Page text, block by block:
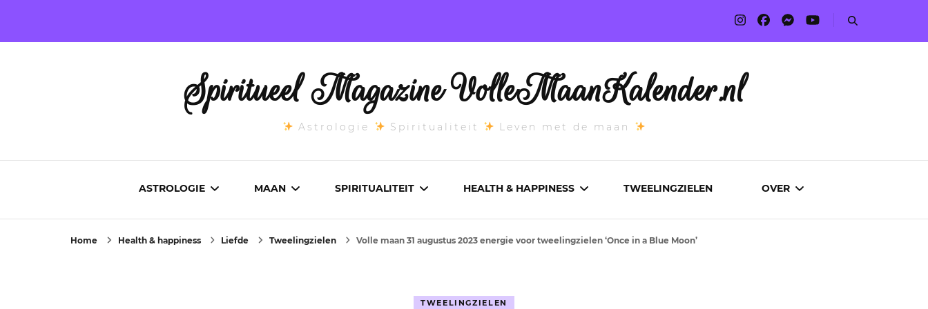
Spiritueel Magazine VolleMaanKalender.nl
Astrologie Spiritualiteit Leven met de maan
ASTROLOGIE MAAN SPIRITUALITEIT HEALTH & HAPPINESS TWEELINGZIELEN OVER
Home Health & happiness Liefde Tweelingzielen Volle maan 31 augustus 2023 energie voor tweelingzielen ‘Once in a Blue Moon’
TWEELINGZIELEN